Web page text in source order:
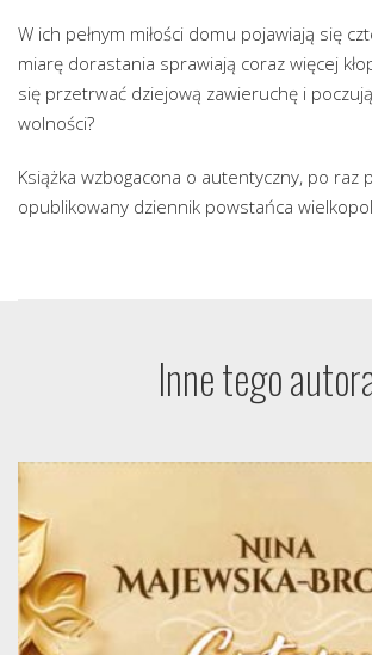
W ich pełnym miłości domu pojawiają się
miarę dorastania sprawiają coraz więcej
się przetrwać dziejową zawieruchę i
wolności?
Książka wzbogacona o autentyczny, po raz
opublikowany dziennik powstańca
Inne tego